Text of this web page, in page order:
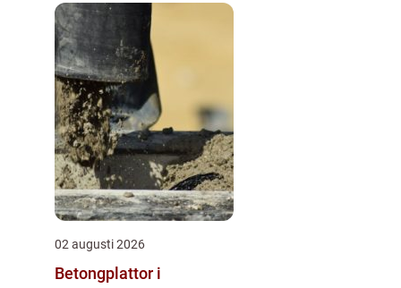
02 augusti 2026
Betongplattor i